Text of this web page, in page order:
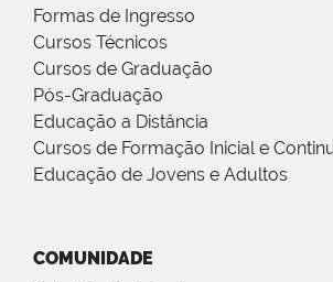
Formas de Ingresso
Cursos Técnicos
Cursos de Graduação
Pós-Graduação
Educação a Distância
Cursos de Formação Inicial e
Educação de Jovens e Adultos
COMUNIDADE